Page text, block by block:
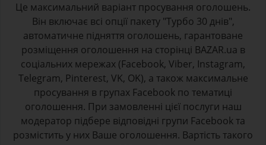
Це максимальний варіант просування оголошень.
Він включає всі опції пакету "Турбо 30 днів",
автоматичне підняття оголошень, гарантоване
розміщення оголошення на сторінці BAZAR.ua в
соціальних мережах (Facebook, Viber, Instagram,
Telegram, Pinterest, VK, OK), а також максимальне
просування в групах Facebook по тематиці
оголошення. При замовленні цієї послуги наш
модератор підбере відповідні групи Facebook та
розмістить у них Ваше оголошення. Вартість такого